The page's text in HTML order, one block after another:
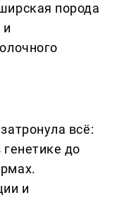
порода
и
всё:
до
и